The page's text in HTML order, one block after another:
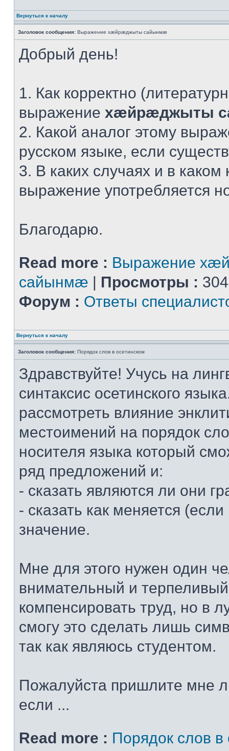
Вернуться к началу
Заголовок сообщения: Выражение хæйрæджыты сайынмæ
Добрый день!
1. Как корректно
выражение хæйрæджыты
2. Какой аналог этому
русском языке, если
3. В каких случаях и в каком
выражение употребляется
Благодарю.
Read more : Выражение
сайынмæ | Просмотры :
Форум : Ответы
Вернуться к началу
Заголовок сообщения: Порядок слов в осетинском
Здравствуйте! Учусь на
синтаксис осетинского
рассмотреть влияние
местоимений на порядок
носителя языка который
ряд предложений и:
- сказать являются ли они
- сказать как меняется
значение.
Мне для этого нужен один
внимательный и
компенсировать труд, но в
смогу это сделать лишь
так как являюсь студентом.
Пожалуйста пришлите мне
если ...
Read more : Порядок слов в